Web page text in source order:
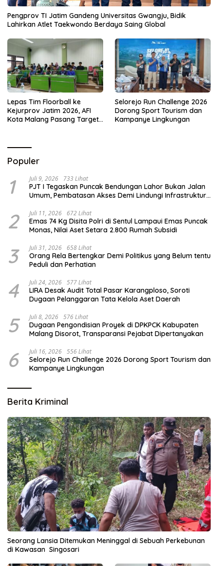
Pengprov TI Jatim Gandeng Universitas Gwangju, Bidik
Lahirkan Atlet Taekwondo Berdaya Saing Global
Lepas Tim Floorball ke
Kejurprov Jatim 2026, AFI
Kota Malang Pasang Target
Selorejo Run Challenge 2026
Dorong Sport Tourism dan
Kampanye Lingkungan
Populer
1 Juli 9, 2026 733 Lihat
PJT I Tegaskan Puncak Bendungan Lahor Bukan Jalan
Umum, Pembatasan Akses Demi Lindungi Infrastruktur
2 Juli 11, 2026 672 Lihat
Emas 74 Kg Disita Polri di Sentul Lampaui Emas Puncak
Monas, Nilai Aset Setara 2.800 Rumah Subsidi
3 Juli 31, 2026 658 Lihat
Orang Rela Bertengkar Demi Politikus yang Belum tentu
Peduli dan Perhatian
4 Juli 24, 2026 577 Lihat
LIRA Desak Audit Total Pasar Karangploso, Soroti
Dugaan Pelanggaran Tata Kelola Aset Daerah
5 Juli 8, 2026 576 Lihat
Dugaan Pengondisian Proyek di DPKPCK Kabupaten
Malang Disorot, Transparansi Pejabat Dipertanyakan
6 Juli 16, 2026 556 Lihat
Selorejo Run Challenge 2026 Dorong Sport Tourism dan
Kampanye Lingkungan
Berita Kriminal
Seorang Lansia Ditemukan Meninggal di Sebuah Perkebunan
di Kawasan Singosari